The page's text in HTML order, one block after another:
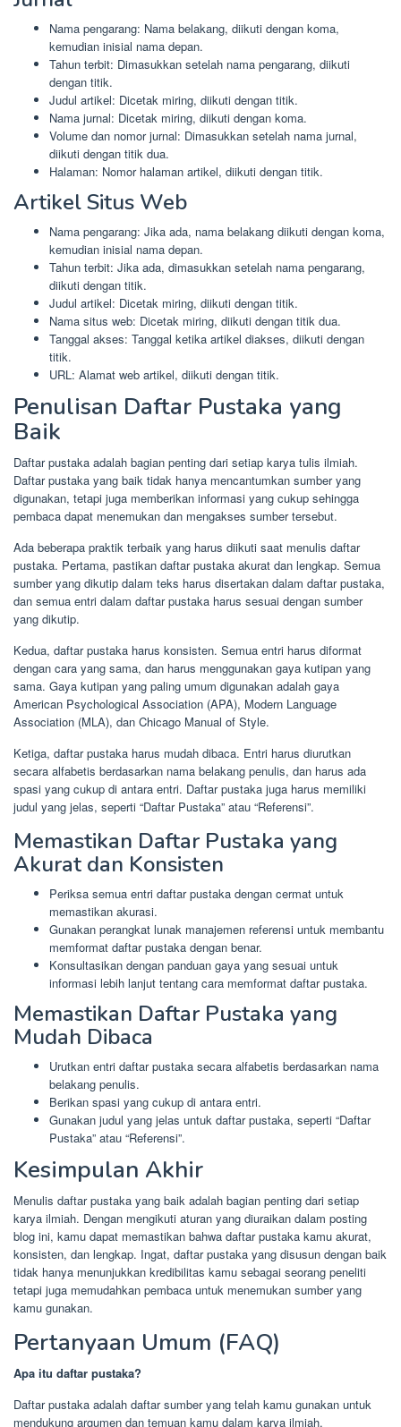
Nama pengarang: Nama belakang, diikuti dengan koma,
kemudian inisial nama depan.
Tahun terbit: Dimasukkan setelah nama pengarang, diikuti
dengan titik.
Judul artikel: Dicetak miring, diikuti dengan titik.
Nama jurnal: Dicetak miring, diikuti dengan koma.
Volume dan nomor jurnal: Dimasukkan setelah nama jurnal,
diikuti dengan titik dua.
Halaman: Nomor halaman artikel, diikuti dengan titik.
Artikel Situs Web
Nama pengarang: Jika ada, nama belakang diikuti dengan koma,
kemudian inisial nama depan.
Tahun terbit: Jika ada, dimasukkan setelah nama pengarang,
diikuti dengan titik.
Judul artikel: Dicetak miring, diikuti dengan titik.
Nama situs web: Dicetak miring, diikuti dengan titik dua.
Tanggal akses: Tanggal ketika artikel diakses, diikuti dengan
titik.
URL: Alamat web artikel, diikuti dengan titik.
Penulisan Daftar Pustaka yang
Baik
Daftar pustaka adalah bagian penting dari setiap karya tulis ilmiah.
Daftar pustaka yang baik tidak hanya mencantumkan sumber yang
digunakan, tetapi juga memberikan informasi yang cukup sehingga
pembaca dapat menemukan dan mengakses sumber tersebut.
Ada beberapa praktik terbaik yang harus diikuti saat menulis daftar
pustaka. Pertama, pastikan daftar pustaka akurat dan lengkap. Semua
sumber yang dikutip dalam teks harus disertakan dalam daftar pustaka,
dan semua entri dalam daftar pustaka harus sesuai dengan sumber
yang dikutip.
Kedua, daftar pustaka harus konsisten. Semua entri harus diformat
dengan cara yang sama, dan harus menggunakan gaya kutipan yang
sama. Gaya kutipan yang paling umum digunakan adalah gaya
American Psychological Association (APA), Modern Language
Association (MLA), dan Chicago Manual of Style.
Ketiga, daftar pustaka harus mudah dibaca. Entri harus diurutkan
secara alfabetis berdasarkan nama belakang penulis, dan harus ada
spasi yang cukup di antara entri. Daftar pustaka juga harus memiliki
judul yang jelas, seperti “Daftar Pustaka” atau “Referensi”.
Memastikan Daftar Pustaka yang
Akurat dan Konsisten
Periksa semua entri daftar pustaka dengan cermat untuk
memastikan akurasi.
Gunakan perangkat lunak manajemen referensi untuk membantu
memformat daftar pustaka dengan benar.
Konsultasikan dengan panduan gaya yang sesuai untuk
informasi lebih lanjut tentang cara memformat daftar pustaka.
Memastikan Daftar Pustaka yang
Mudah Dibaca
Urutkan entri daftar pustaka secara alfabetis berdasarkan nama
belakang penulis.
Berikan spasi yang cukup di antara entri.
Gunakan judul yang jelas untuk daftar pustaka, seperti “Daftar
Pustaka” atau “Referensi”.
Kesimpulan Akhir
Menulis daftar pustaka yang baik adalah bagian penting dari setiap
karya ilmiah. Dengan mengikuti aturan yang diuraikan dalam posting
blog ini, kamu dapat memastikan bahwa daftar pustaka kamu akurat,
konsisten, dan lengkap. Ingat, daftar pustaka yang disusun dengan baik
tidak hanya menunjukkan kredibilitas kamu sebagai seorang peneliti
tetapi juga memudahkan pembaca untuk menemukan sumber yang
kamu gunakan.
Pertanyaan Umum (FAQ)
Apa itu daftar pustaka?
Daftar pustaka adalah daftar sumber yang telah kamu gunakan untuk
mendukung argumen dan temuan kamu dalam karya ilmiah.